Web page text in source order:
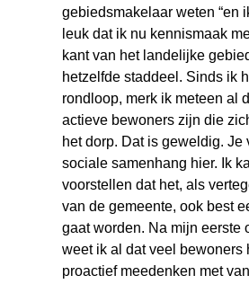
gebiedsmakelaar weten “en
leuk dat ik nu kennismaak
kant van het landelijke
hetzelfde staddeel. Sinds ik
rondloop, merk ik meteen al
actieve bewoners zijn die
het dorp. Dat is geweldig. Je
sociale samenhang hier. Ik
voorstellen dat het, als
van de gemeente, ook best
gaat worden. Na mijn eerste
weet ik al dat veel bewoners
proactief meedenken met